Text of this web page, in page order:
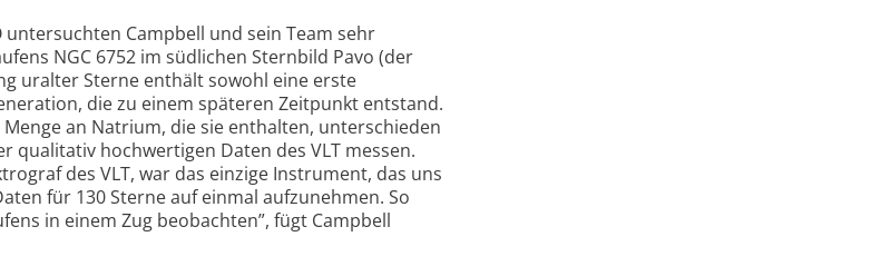
untersuchten Campbell und sein Team sehr
NGC 6752 im südlichen Sternbild Pavo (der
uralter Sterne enthält sowohl eine erste
die zu einem späteren Zeitpunkt entstand.
an Natrium, die sie enthalten, unterschieden
qualitativ hochwertigen Daten des VLT messen.
des VLT, war das einzige Instrument, das uns
für 130 Sterne auf einmal aufzunehmen. So
in einem Zug beobachten”, fügt Campbell